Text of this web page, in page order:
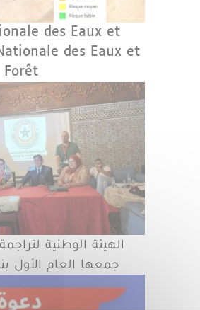
des Eaux et
des Eaux et
Forêt
الهيئة الوطنية
جمعها العام الأول